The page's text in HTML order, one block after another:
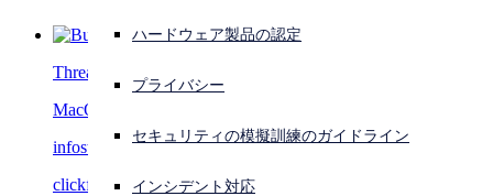
サイバー攻撃を受けている場合、連絡先はこちら
サインイン
Open language switcher
ハードウェア製品の認定
プライバシー
セキュリティの模擬訓練のガイドライン
インシデント対応
Threat Research
MacOS
infostealer
clickfix